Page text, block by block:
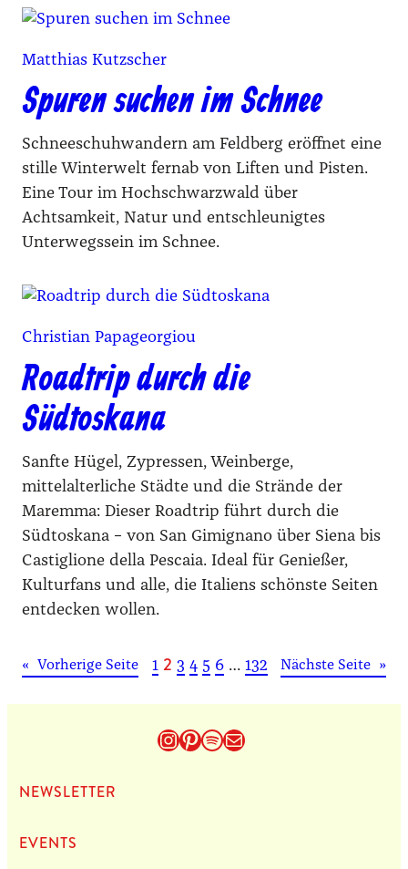
Matthias Kutzscher
Spuren suchen im Schnee
Schneeschuhwandern am Feldberg eröffnet eine
stille Winterwelt fernab von Liften und Pisten.
Eine Tour im Hochschwarzwald über
Achtsamkeit, Natur und entschleunigtes
Unterwegssein im Schnee.
Christian Papageorgiou
Roadtrip durch die
Südtoskana
Sanfte Hügel, Zypressen, Weinberge,
mittelalterliche Städte und die Strände der
Maremma: Dieser Roadtrip führt durch die
Südtoskana – von San Gimignano über Siena bis
Castiglione della Pescaia. Ideal für Genießer,
Kulturfans und alle, die Italiens schönste Seiten
entdecken wollen.
« Vorherige Seite 1 2 3 4 5 6 … 132 Nächste Seite »
Instagram
Pinterest
Spotify
E-Mail
NEWS­LET­TER
EVENTS